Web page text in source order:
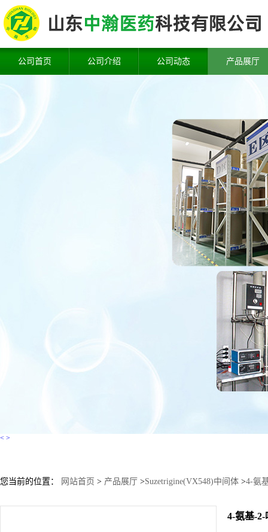
公司首页 公司介绍 公司动态 产品展厅
< >
您当前的位置： 网站首页 > 产品展厅 >Suzetrigine(VX548)中间体 >4-氨
4-氨基-